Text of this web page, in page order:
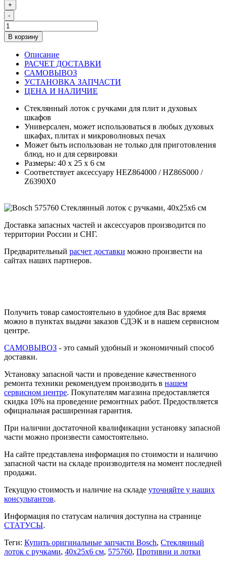
+
-
В корзину
Описание
РАСЧЕТ ДОСТАВКИ
САМОВЫВОЗ
УСТАНОВКА ЗАПЧАСТИ
ЦЕНА И НАЛИЧИЕ
Стеклянный лоток с ручками для плит и духовых
шкафов
Универсален, может использоваться в любых духовых
шкафах, плитах и микроволновых печах
Может быть использован не только для приготовления
блюд, но и для сервировки
Размеры: 40 x 25 x 6 см
Соответствует аксессуару HEZ864000 / HZ86S000 /
Z6390X0
Доставка запасных частей и аксессуаров производится по
территории России и СНГ.
Предварительный расчет доставки можно произвести на
сайтах наших партнеров.
Получить товар самостоятельно в удобное для Вас вряемя
можно в пунктах выдачи заказов СДЭК и в нашем сервисном
центре.
САМОВЫВОЗ - это самый удобный и экономичный способ
доставки.
Установку запасной части и проведение качественного
ремонта техники рекомендуем производить в нашем
сервисном центре. Покупателям магазина предоставляется
скидка 10% на проведение ремонтных работ. Предоствляется
официальная расширенная гарантия.
При наличии достаточной квалификации установку запасной
части можно произвести самостоятельно.
На сайте представлена информация по стоимости и наличию
запасной части на складе производителя на момент последней
продажи.
Текущую стоимость и наличие на складе уточняйте у наших
консультантов.
Информация по статусам наличия доступна на странице
СТАТУСЫ.
Теги: Купить оригинальные запчасти Bosch, Стеклянный
лоток с ручками, 40x25x6 см, 575760, Противни и лотки